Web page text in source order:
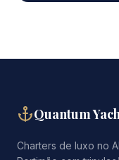
Quantum
Charters de luxo no